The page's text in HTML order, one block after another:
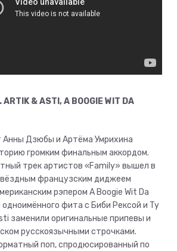
ARTIK & ASTI, A BOOGIE WIT DA
Анны Дзюбы и Артёма Умрихина
громким финальным аккордом.
трек артистов «Family» вышел в
французским диджеем
рэпером A Boogie Wit Da
одноимённого фита с Биби Рексой и Ty
заменили оригинальные припевы и
русскоязычными строчками.
поп, спродюсированный по